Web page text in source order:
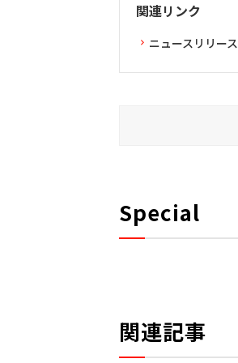
関連リンク
ニュースリリース
Special
関連記事